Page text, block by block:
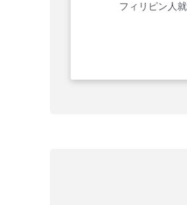
フィリピン人